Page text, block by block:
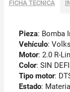
FICHA TÉCNICA
Pieza: Bomba
Vehículo:
Motor: 2.0 R-
Color: SIN
Tipo motor:
Estado: